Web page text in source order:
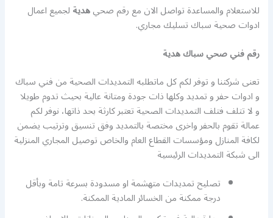
للاستعلام والمساعدة تواصل الان مع رقم صحيهديةلجميع اعمال
ادوات صحية سباك تسليك مجاري.
رقم فني صحي سباك هدية
تعنى شركتنا و توفر لكم كل ماتطلبه التمديدات الصحية من فني سباك
و ادوات حفر و تمديد وكلها ذات جودة ومتانة عالية بحيث تدوم طويلا
و لا تتلف فتلف التمديدات الصحية تعتبر كارثة بحد ذاتها، نوفر لكم
عمالة تقوم بالحفر واخرى مختصة بالتمديد وفق تنسيق وترتيب يضمن
لكافة المنازل ومؤسسات القطاع العام والخاص توصيل المجاري المنزلية
الى شبكة التمديدات الرئيسية
تصليح تمديدات متهشمة او مسدودة بسرعة تامة وبأقل
درجة ممكنة من الخسائر المادية الممكنة.